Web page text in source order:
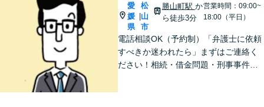
愛
媛
県
松
山
市
勝山町駅 か
ら徒歩3分
営業時間：09:00~
18:00（平日）
電話相談OK（予約制）「弁護士に依頼
すべきか迷われたら」まずはご連絡く
ださい！相続・借金問題・刑事事件・